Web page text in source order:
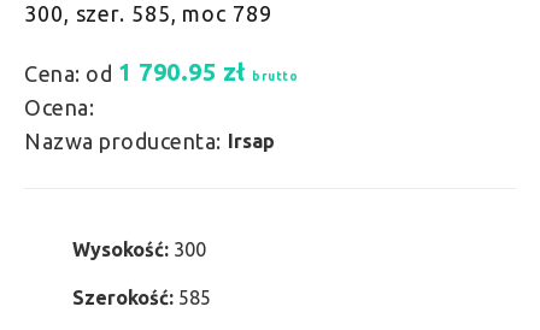
300, szer. 585, moc 789
Cena: od 1 790.95 zł brutto
Ocena:
Nazwa producenta: Irsap
Wysokość: 300
Szerokość: 585